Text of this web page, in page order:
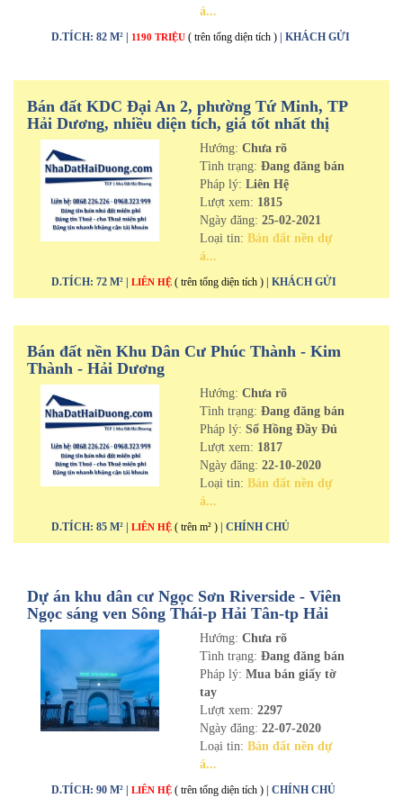
á...
D.TÍCH: 82 M² | 1190 TRIỆU ( trên tổng diện tích ) | KHÁCH GỬI
Bán đất KDC Đại An 2, phường Tứ Minh, TP
Hải Dương, nhiều diện tích, giá tốt nhất thị
trường
Hướng: Chưa rõ
Tình trạng: Đang đăng bán
Pháp lý: Liên Hệ
Lượt xem: 1815
Ngày đăng: 25-02-2021
Loại tin: Bán đất nền dự
á...
D.TÍCH: 72 M² | LIÊN HỆ ( trên tổng diện tích ) | KHÁCH GỬI
Bán đất nền Khu Dân Cư Phúc Thành - Kim
Thành - Hải Dương
Hướng: Chưa rõ
Tình trạng: Đang đăng bán
Pháp lý: Sổ Hồng Đầy Đủ
Lượt xem: 1817
Ngày đăng: 22-10-2020
Loại tin: Bán đất nền dự
á...
D.TÍCH: 85 M² | LIÊN HỆ ( trên m² ) | CHÍNH CHỦ
Dự án khu dân cư Ngọc Sơn Riverside - Viên
Ngọc sáng ven Sông Thái-p Hải Tân-tp Hải
Dương
Hướng: Chưa rõ
Tình trạng: Đang đăng bán
Pháp lý: Mua bán giấy tờ
tay
Lượt xem: 2297
Ngày đăng: 22-07-2020
Loại tin: Bán đất nền dự
á...
D.TÍCH: 90 M² | LIÊN HỆ ( trên tổng diện tích ) | CHÍNH CHỦ